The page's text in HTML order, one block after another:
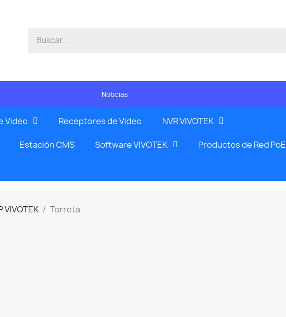
Noticias
Video Receptores de Video NVR VIVOTEK
Estación CMS Software VIVOTEK Productos de Red PoE
VIVOTEK Torreta